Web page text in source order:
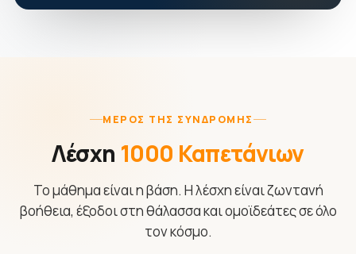
ΜΈΡΟΣ ΤΗΣ ΣΥΝΔΡΟΜΉΣ
Λέσχη 1000 Καπετάνιων
Το μάθημα είναι η βάση. Η λέσχη είναι ζωντανή
βοήθεια, έξοδοι στη θάλασσα και ομοϊδεάτες σε όλο
τον κόσμο.